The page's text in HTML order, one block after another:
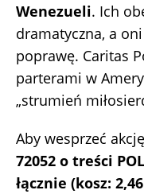
Wenezueli. Ich
dramatyczna, a
poprawę. Caritas
parterami w
„strumień
Aby wesprzeć
72052 o treści
łącznie (kosz: 2,46